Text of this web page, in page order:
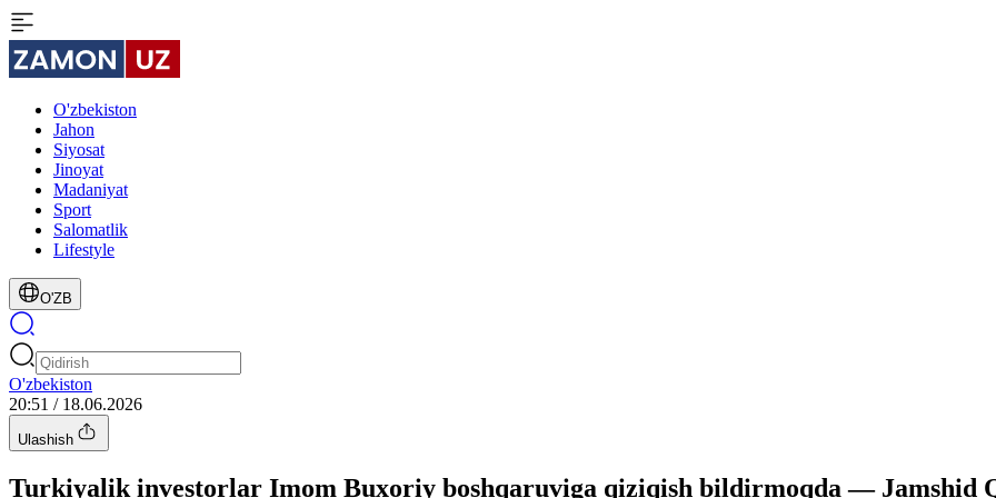
O'zbekiston
Jahon
Siyosat
Jinoyat
Madaniyat
Sport
Salomatlik
Lifestyle
O'ZB
O'zbekiston
20:51 / 18.06.2026
Ulashish
Turkiyalik investorlar Imom Buxoriy boshqaruviga qiziqish bildirmoqda — Jamshid